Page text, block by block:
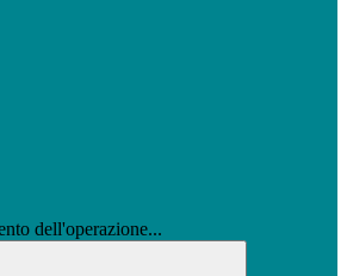
dell'operazione...